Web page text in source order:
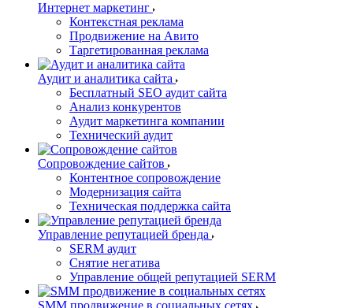
Интернет маркетинг
Контекстная реклама
Продвижение на Авито
Таргетированная реклама
Аудит и аналитика сайта
Бесплатный SEO аудит сайта
Анализ конкурентов
Аудит маркетинга компании
Технический аудит
Сопровождение сайтов
Контентное сопровождение
Модернизация сайта
Техническая поддержка сайта
Управление репутацией бренда
SERM аудит
Снятие негатива
Управление общей репутацией SERM
SMM продвижение в социальных сетях